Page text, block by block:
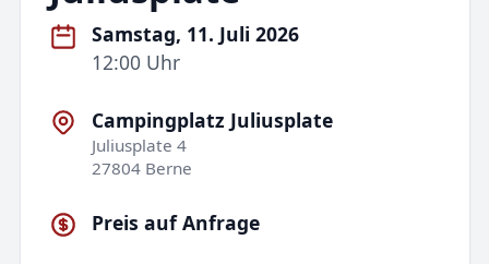
Samstag, 11. Juli 2026
12:00 Uhr
Campingplatz Juliusplate
Juliusplate 4
27804 Berne
Preis auf Anfrage